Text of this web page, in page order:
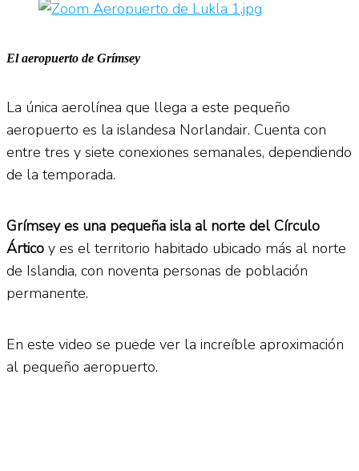
El aeropuerto de Grímsey
La única aerolínea que llega a este pequeño
aeropuerto es la islandesa Norlandair. Cuenta con
entre tres y siete conexiones semanales, dependiendo
de la temporada.
Grímsey es una pequeña isla al norte del Círculo
Ártico y es el territorio habitado ubicado más al norte
de Islandia, con noventa personas de población
permanente.
En este video se puede ver la increíble aproximación
al pequeño aeropuerto.